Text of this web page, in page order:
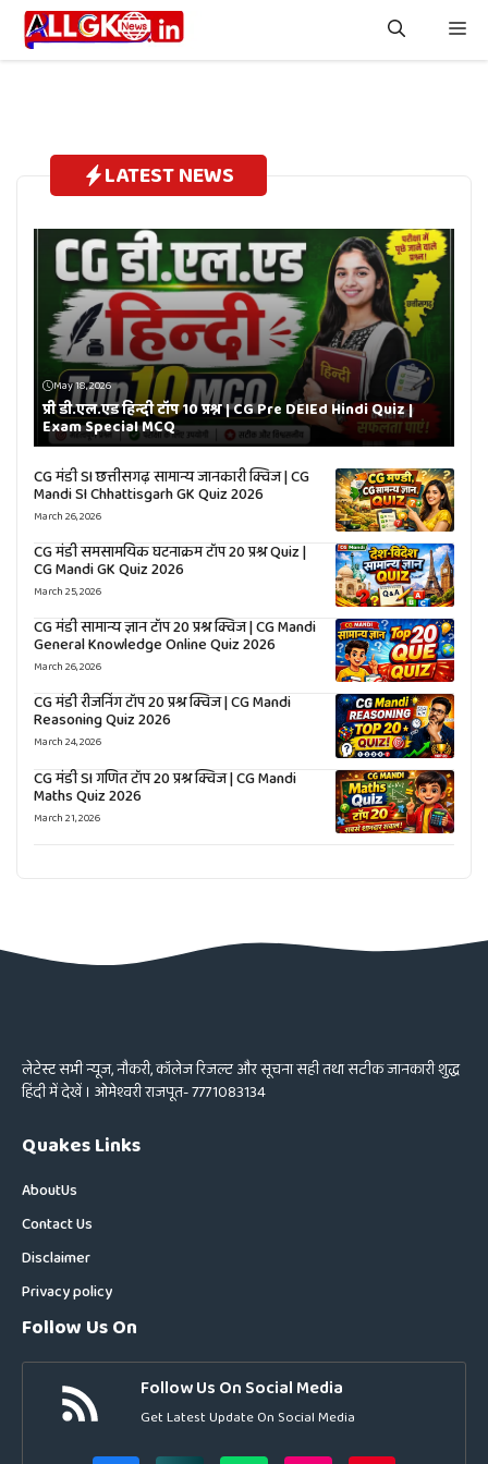
Skip
content
LATEST NEWS
May 18, 2026
प्री डी.एल.एड हिन्दी टॉप 10 प्रश्न | CG Pre DElEd Hindi Quiz |
Exam Special MCQ
CG मंडी SI छत्तीसगढ़ सामान्य जानकारी क्विज | CG
Mandi SI Chhattisgarh GK Quiz 2026
March 26, 2026
CG मंडी समसामयिक घटनाक्रम टॉप 20 प्रश्न Quiz |
CG Mandi GK Quiz 2026
March 25, 2026
CG मंडी सामान्य ज्ञान टॉप 20 प्रश्न क्विज | CG Mandi
General Knowledge Online Quiz 2026
March 26, 2026
CG मंडी रीजनिंग टॉप 20 प्रश्न क्विज | CG Mandi
Reasoning Quiz 2026
March 24, 2026
CG मंडी SI गणित टॉप 20 प्रश्न क्विज | CG Mandi
Maths Quiz 2026
March 21, 2026
लेटेस्ट सभी न्यूज, नौकरी, कॉलेज रिजल्ट और सूचना सही तथा सटीक जानकारी शुद्ध
हिंदी में देखें । ओमेश्वरी राजपूत- 7771083134
Quakes Links
AboutUs
Contact Us
Disclaimer
Privacy policy
Follow Us On
Follow Us On Social Media
Get Latest Update On Social Media